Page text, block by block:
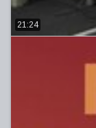
21:24